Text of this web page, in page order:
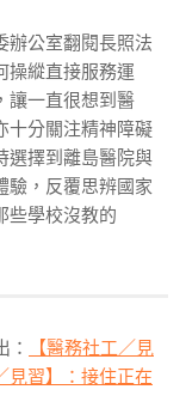
辦公室翻閱長照法
操縱直接服務運
讓一直很想到醫
十分關注精神障礙
選擇到離島醫院與
驗，反覆思辨國家
些學校沒教的
：
【醫務社工／見
見習】：接住正在